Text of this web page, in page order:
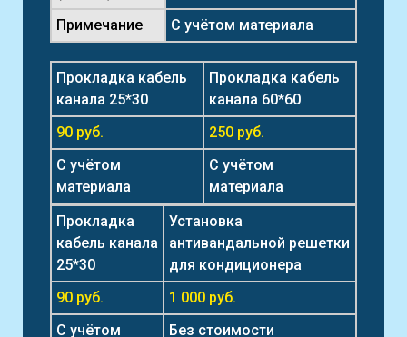
Примечание С учётом материала
Прокладка кабель
канала 25*30
Прокладка кабель
канала 60*60
90 руб.
250 руб.
С учётом
материала
С учётом
материала
Прокладка
кабель канала
25*30
Установка
антивандальной решетки
для кондиционера
90 руб.
1 000 руб.
С учётом
Без стоимости